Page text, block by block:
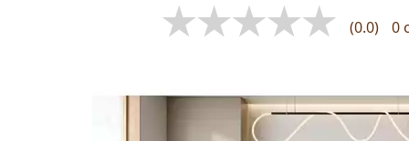
(0.0) 0